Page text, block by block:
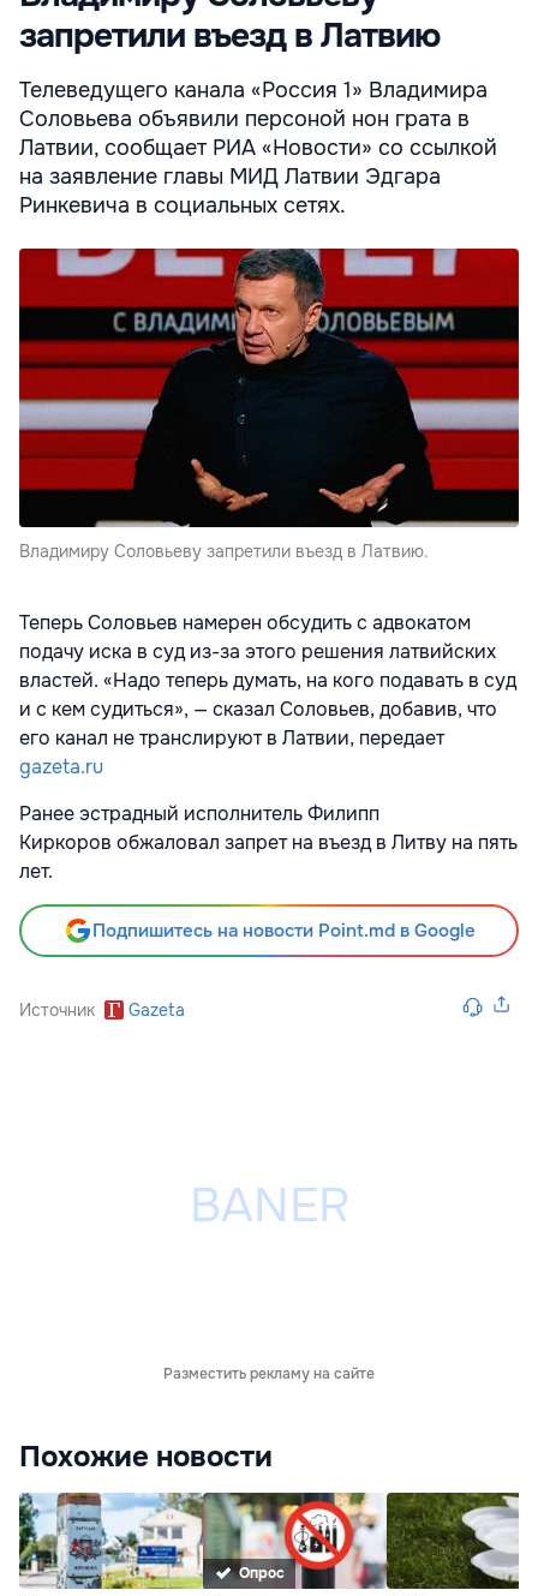
запретили въезд в Латвию
Телеведущего канала «Россия 1» Владимира
Соловьева объявили персоной нон грата в
Латвии, сообщает РИА «Новости» со ссылкой
на заявление главы МИД Латвии Эдгара
Ринкевича в социальных сетях.
Владимиру Соловьеву запретили въезд в Латвию.
Теперь Соловьев намерен обсудить с адвокатом
подачу иска в суд из-за этого решения латвийских
властей. «Надо теперь думать, на кого подавать в суд
и с кем судиться», — сказал Соловьев, добавив, что
его канал не транслируют в Латвии, передает
gazeta.ru
Ранее эстрадный исполнитель Филипп
Киркоров обжаловал запрет на въезд в Литву на пять
лет.
Подпишитесь на новости Point.md в Google
Источник Gazeta
Разместить рекламу на сайте
Похожие новости
Опрос